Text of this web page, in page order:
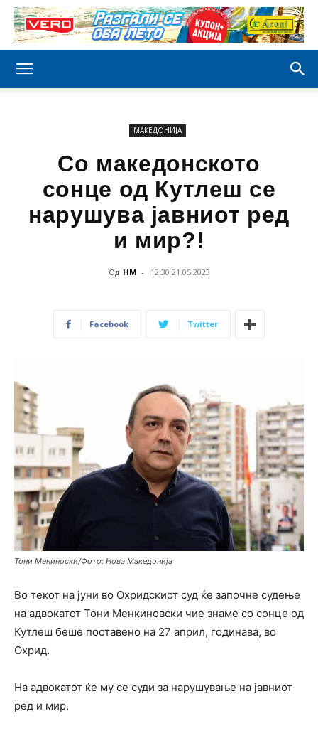
МАКЕДОНИЈА
Со македонското
сонце од Кутлеш се
нарушува јавниот ред
и мир?!
Од НМ - 12:30 21.05.2023
Facebook Twitter
Тони Мениноски/Фото: Нова Македонија
Во текот на јуни во Охридскиот суд ќе започне судење
на адвокатот Тони Менкиновски чие знаме со сонце од
Кутлеш беше поставено на 27 април, годинава, во
Охрид.
На адвокатот ќе му се суди за нарушување на јавниот
ред и мир.